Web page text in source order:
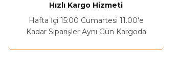
Hızlı Kargo Hizmeti
Hafta İçi 15:00 Cumartesi 11.00'e
Kadar Siparişler Aynı Gün Kargoda